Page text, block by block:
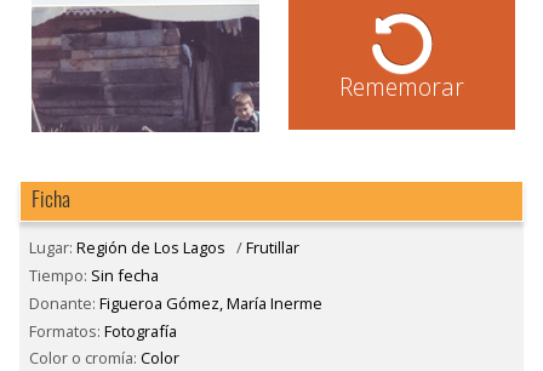
Rememorar
Ficha
Lugar: Región de Los Lagos /Frutillar
Tiempo: Sin fecha
Donante: Figueroa Gómez, María Inerme
Formatos: Fotografía
Color o cromía: Color